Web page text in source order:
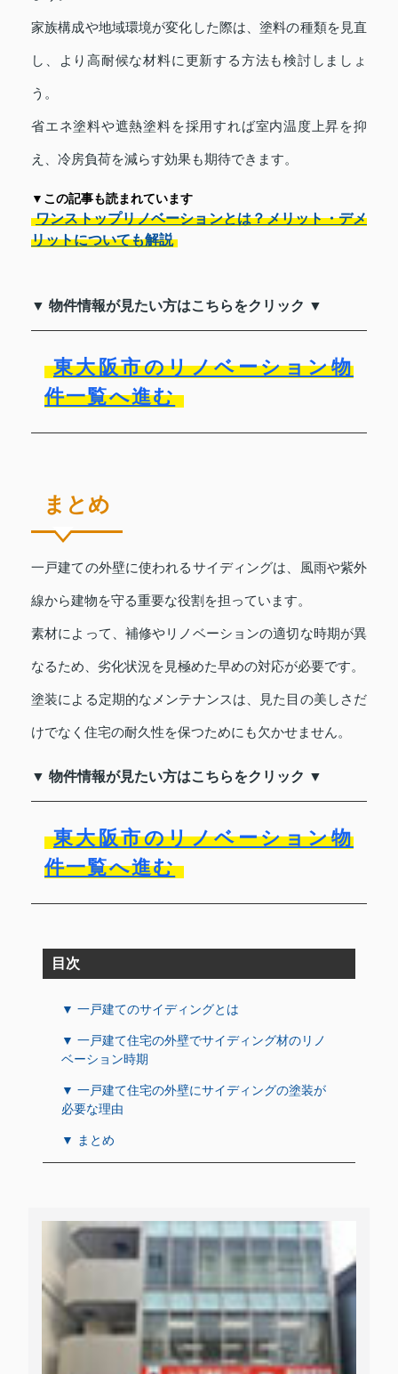
家族構成や地域環境が変化した際は、塗料の種類を見直
し、より高耐候な材料に更新する方法も検討しましょ
う。
省エネ塗料や遮熱塗料を採用すれば室内温度上昇を抑
え、冷房負荷を減らす効果も期待できます。
▼この記事も読まれています
ワンストップリノベーションとは？メリット・デメ
リットについても解説
▼ 物件情報が見たい方はこちらをクリック ▼
東大阪市のリノベーション物
件一覧へ進む
まとめ
一戸建ての外壁に使われるサイディングは、風雨や紫外
線から建物を守る重要な役割を担っています。
素材によって、補修やリノベーションの適切な時期が異
なるため、劣化状況を見極めた早めの対応が必要です。
塗装による定期的なメンテナンスは、見た目の美しさだ
けでなく住宅の耐久性を保つためにも欠かせません。
▼ 物件情報が見たい方はこちらをクリック ▼
東大阪市のリノベーション物
件一覧へ進む
目次
▼ 一戸建てのサイディングとは
▼ 一戸建て住宅の外壁でサイディング材のリノ
ベーション時期
▼ 一戸建て住宅の外壁にサイディングの塗装が
必要な理由
▼ まとめ